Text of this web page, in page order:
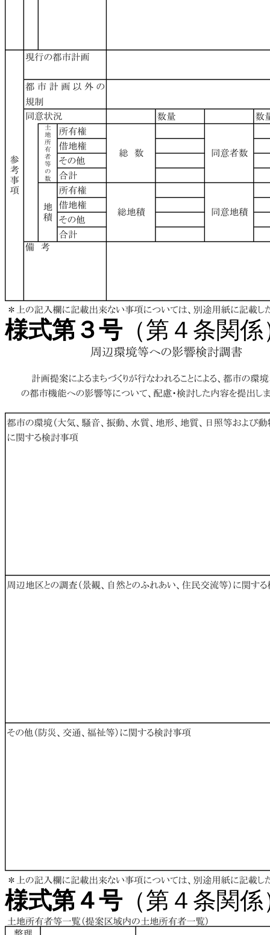
様式第３号（第４条関係
様式第４号（第４条関係